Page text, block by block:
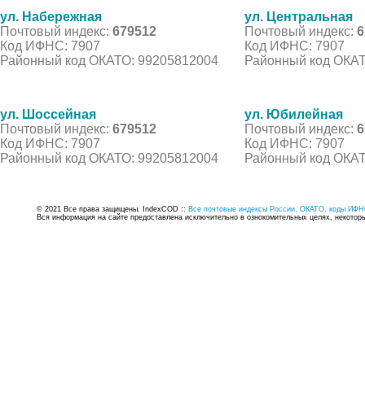
ул. Набережная
Почтовый индекс: 679512
Код ИФНС: 7907
Районный код ОКАТО: 99205812004
ул. Центральная
Почтовый индекс:
Код ИФНС: 7907
Районный код
ул. Шоссейная
Почтовый индекс: 679512
Код ИФНС: 7907
Районный код ОКАТО: 99205812004
ул. Юбилейная
Почтовый индекс:
Код ИФНС: 7907
Районный код
© 2021 Все права защищены. IndexCOD :: Все почтовые индексы России, ОКАТО, коды
Вся информация на сайте предоставлена исключительно в ознокомительных целях,